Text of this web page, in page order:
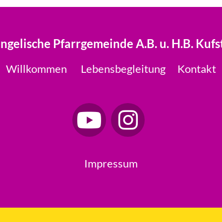
Pfarrgemeinde A.B. u. H.B.
Willkommen Lebensbegleitung Kontakt
Impressum